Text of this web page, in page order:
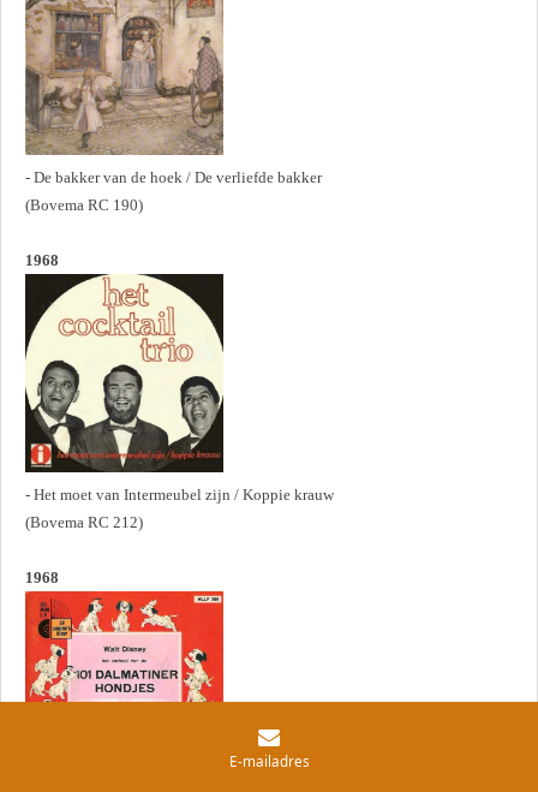
- De bakker van de hoek / De verliefde bakker
(Bovema RC 190)
1968
- Het moet van Intermeubel zijn / Koppie krauw
(Bovema RC 212)
1968
E-mailadres